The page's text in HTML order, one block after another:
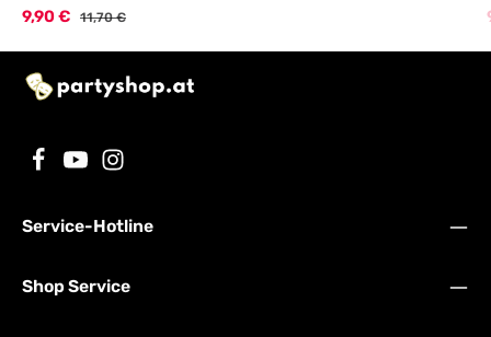
Verkaufspreis:
9,90 € Regulärer Preis:
11,70 €
Service-Hotline
Shop Service